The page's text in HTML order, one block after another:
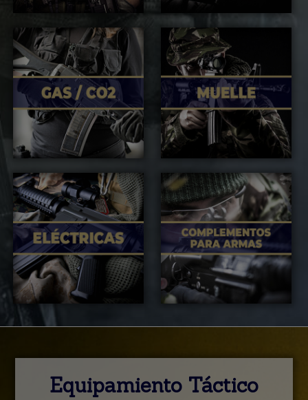
Equipamiento Táctico